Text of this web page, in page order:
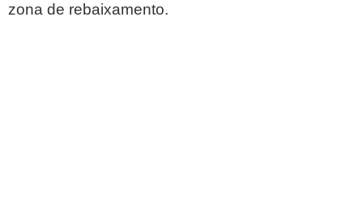
zona de rebaixamento.